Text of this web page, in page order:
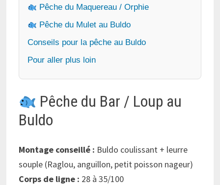
Pêche du Maquereau / Orphie
Pêche du Mulet au Buldo
Conseils pour la pêche au Buldo
Pour aller plus loin
Pêche du Bar / Loup au
Buldo
Montage conseillé : Buldo coulissant + leurre
souple (Raglou, anguillon, petit poisson nageur)
Corps de ligne : 28 à 35/100